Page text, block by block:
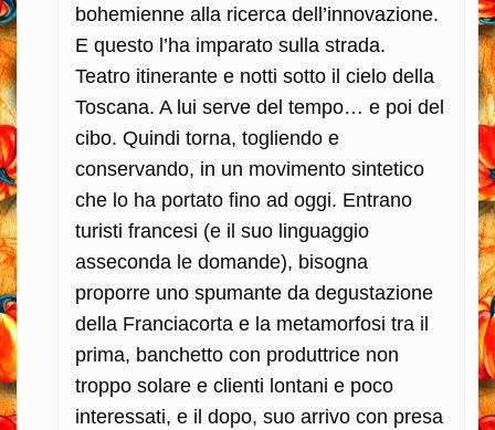
bohemienne alla ricerca dell’innovazione.
E questo l’ha imparato sulla strada.
Teatro itinerante e notti sotto il cielo della
Toscana. A lui serve del tempo… e poi del
cibo. Quindi torna, togliendo e
conservando, in un movimento sintetico
che lo ha portato fino ad oggi. Entrano
turisti francesi (e il suo linguaggio
asseconda le domande), bisogna
proporre uno spumante da degustazione
della Franciacorta e la metamorfosi tra il
prima, banchetto con produttrice non
troppo solare e clienti lontani e poco
interessati, e il dopo, suo arrivo con presa